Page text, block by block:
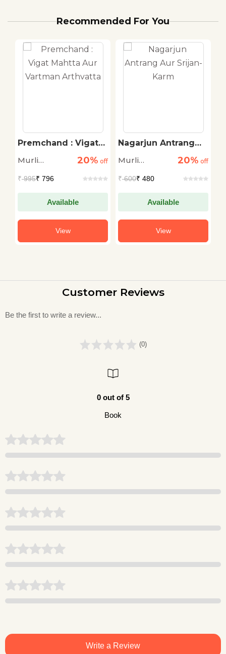
Recommended For You
Premchand : Vigat
Arthvatta
Murli
20% off
₹995₹ 796
Available
View
Nagarjun Antrang
Murli
20% off
₹600₹ 480
Available
View
Customer Reviews
Be the first to write a review...
(0)
0 out of 5
Book
Write a Review